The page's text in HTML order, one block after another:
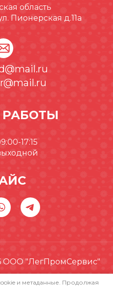
область
Пионерская д.11а
17:15
ООО "ЛегПромСервис"
и метаданные. Продолжая